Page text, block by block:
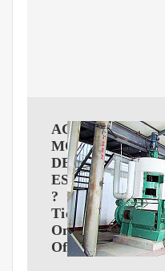
ACEITE
MOLINO
DE
ESPERA
?
Tienda
Online
Oficial